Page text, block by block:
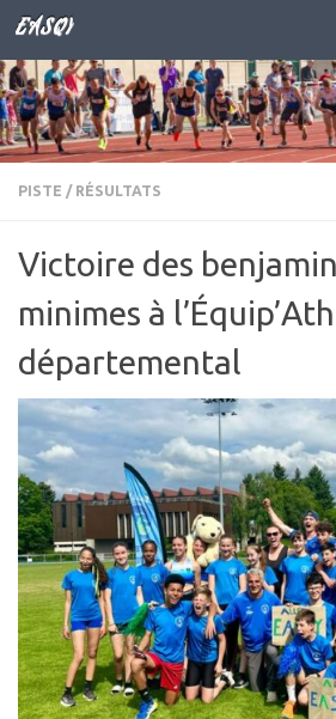
Skip to content
EASQY
PISTE / RÉSULTATS
Victoire des
minimes à
départemental